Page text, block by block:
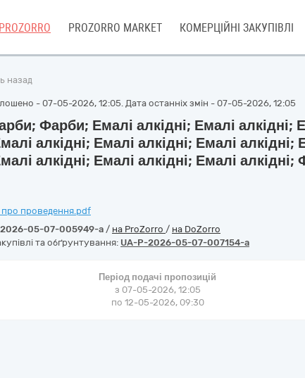
PROZORRO PROZORRO MARKET КОМЕРЦІЙНІ ЗАКУПІВЛІ
назад
- 07-05-2026, 12:05. Дата останніх змін - 07-05-2026, 12:05
Фарби; Емалі алкідні; Емалі алкідні;
алкідні; Емалі алкідні; Емалі алкідні;
алкідні; Емалі алкідні; Емалі алкідні;
проведення.pdf
2026-05-07-005949-a / на ProZorro / на DoZorro
та обґрунтування: UA-P-2026-05-07-007154-a
Період подачі пропозицій
з 07-05-2026, 12:05
по 12-05-2026, 09:30